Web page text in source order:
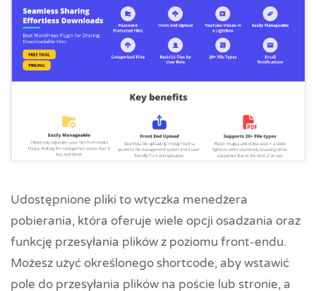
Udostępnione pliki to wtyczka menedżera
pobierania, która oferuje wiele opcji osadzania oraz
funkcję przesyłania plików z poziomu front-endu.
Możesz użyć określonego shortcode, aby wstawić
pole do przesyłania plików na poście lub stronie, a